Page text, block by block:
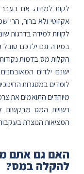
לקות למידה. אם
אקזוטי ולא ברור, הרי
לקויות למידה בדרגות
במידה וגם ילדכם
הקלות מס בדמות
ישנם ילדים
לומדים במסגרות
מיוחדים התואמים את
רשויות המס מבקשות
המציאות הנוצרת
האם גם אתם
להקלה במס?